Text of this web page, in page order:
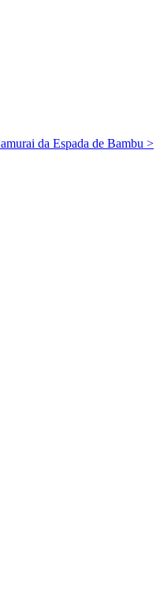
da Espada de Bambu >